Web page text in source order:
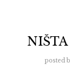
posted